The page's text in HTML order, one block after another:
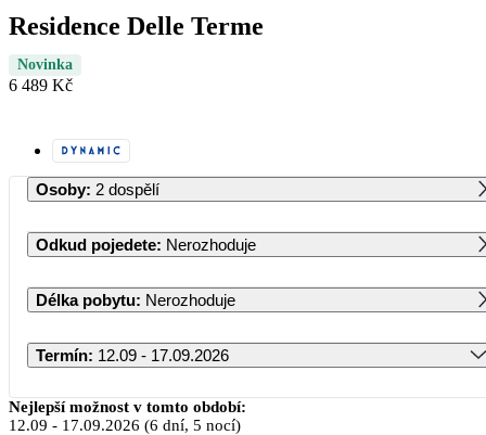
Residence Delle Terme
Novinka
6 489 Kč
Osoby: 2 dospělí
Odkud pojedete: Nerozhoduje
Délka pobytu: Nerozhoduje
Termín: 12.09 - 17.09.2026
Září 2026
Nejlepší možnost v tomto období:
12.09 - 17.09.2026 (6 dní, 5 nocí)